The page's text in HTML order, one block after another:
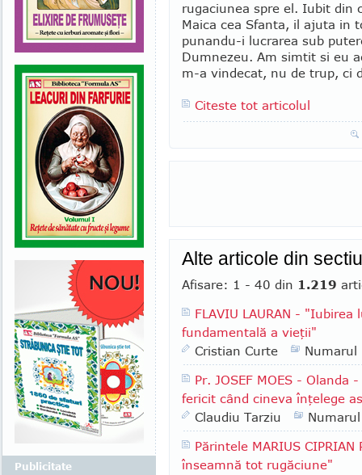
rugaciunea spre el. Iubit din
Maica cea Sfanta, il ajuta in
punandu-i lucrarea sub
Dumnezeu. Am simtit si eu
m-a vindecat, nu de trup, ci
Citeste tot articolul
Alte articole din
Afisare: 1 - 40 din 1.219
FLAVIU LAURAN -
fundamentală a vieţii"
Cristian Curte
Numarul
Pr. JOSEF MOES -
fericit când cineva înţelege
Claudiu Tarziu
Părintele MARIUS
înseamnă tot rugăciune"
Publicitate